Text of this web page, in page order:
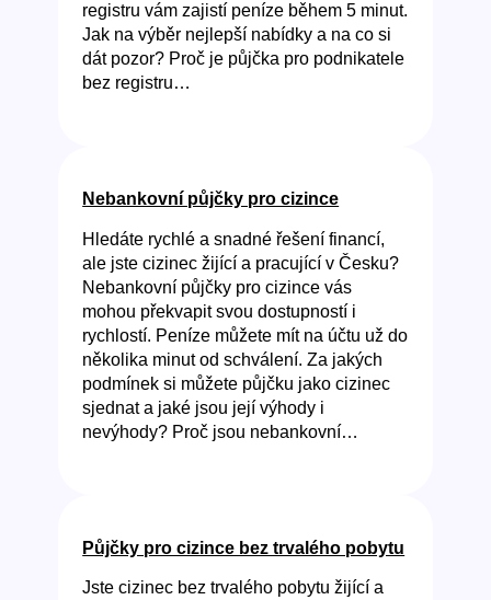
registru vám zajistí peníze během 5 minut.
Jak na výběr nejlepší nabídky a na co si
dát pozor? Proč je půjčka pro podnikatele
bez registru…
Nebankovní půjčky pro cizince
Hledáte rychlé a snadné řešení financí,
ale jste cizinec žijící a pracující v Česku?
Nebankovní půjčky pro cizince vás
mohou překvapit svou dostupností i
rychlostí. Peníze můžete mít na účtu už do
několika minut od schválení. Za jakých
podmínek si můžete půjčku jako cizinec
sjednat a jaké jsou její výhody i
nevýhody? Proč jsou nebankovní…
Půjčky pro cizince bez trvalého pobytu
Jste cizinec bez trvalého pobytu žijící a